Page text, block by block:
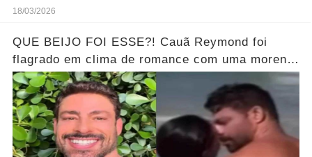
18/03/2026
QUE BEIJO FOI ESSE?! Cauã Reymond foi
flagrado em clima de romance com uma morena
misteriosa em uma praia do Rio.... Ver o Vídeo